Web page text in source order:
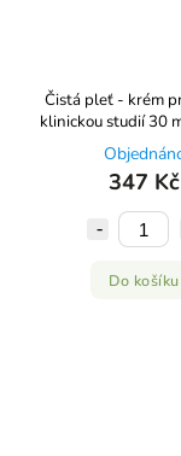
Čistá pleť - krém
klinickou studií 30
APOTÉKA
347 Kč
Do košíku